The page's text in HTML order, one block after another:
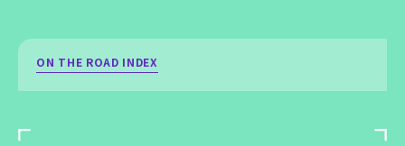
ON THE ROAD INDEX